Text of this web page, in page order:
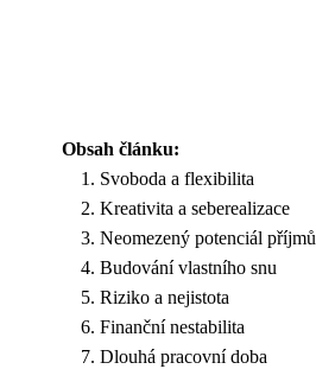
Obsah článku:
Svoboda a flexibilita
Kreativita a seberealizace
Neomezený potenciál příjmů
Budování vlastního snu
Riziko a nejistota
Finanční nestabilita
Dlouhá pracovní doba